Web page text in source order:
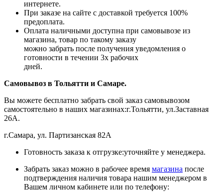
интернете.
При заказе на сайте с доставкой требуется 100%
предоплата.
Оплата наличными доступна при самовывозе из
магазина, товар по такому заказу
можно забрать после получения уведомления о
готовности в течении 3х рабочих
дней.
Самовывоз в Тольятти и Самаре.
Вы можете бесплатно забрать свой заказ самовывозом
самостоятельно в наших магазинах:г.Тольятти, ул.Заставная
26А.
г.Самара, ул. Партизанская 82А
Готовность заказа к отгрузке:уточняйте у менеджера.
Забрать заказ можно в рабочее время магазина после
подтверждения наличия товара нашим менеджером в
Вашем личном кабинете или по телефону: